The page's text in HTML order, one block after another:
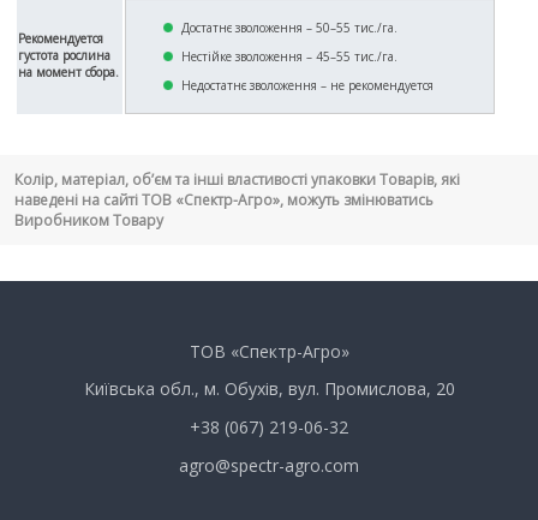
Рекомендуется
густота рослина
на момент сбора.
Достатнє зволоження – 50–55 тис./га.
Нестійке зволоження – 45–55 тис./га.
Недостатнє зволоження – не рекомендуется
Колір, матеріал, об’єм та інші властивості упаковки Товарів, які
наведені на сайті ТОВ «Спектр-Агро», можуть змінюватись
Виробником Товару
ТОВ «Спектр-Агро»
Київська обл., м. Обухів, вул. Промислова, 20
+38 (067) 219-06-32
agro@spectr-agro.com